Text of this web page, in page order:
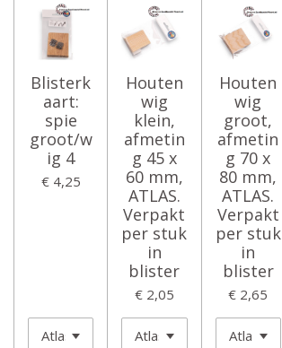
Blisterk
aart:
spie
groot/w
ig 4
€ 4,25
Houten
wig
klein,
afmetin
g 45 x
60 mm,
ATLAS.
Verpakt
per stuk
in
blister
€ 2,05
Houten
wig
groot,
afmetin
g 70 x
80 mm,
ATLAS.
Verpakt
per stuk
in
blister
€ 2,65